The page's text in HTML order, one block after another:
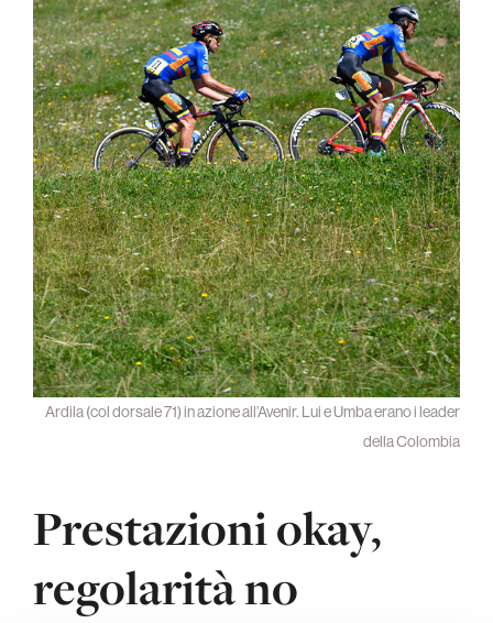
Ardila (col dorsale 71) in azione all’Avenir. Lui e Umba erano i leader
della Colombia
Prestazioni okay,
regolarità no